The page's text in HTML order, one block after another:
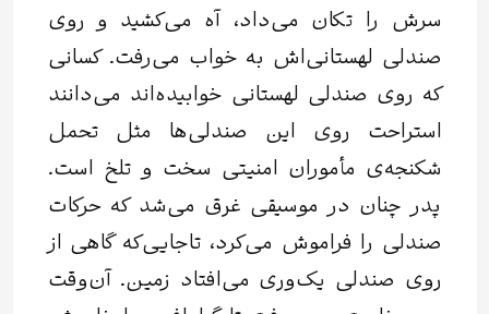
سرش را تکان می‌داد، آه می‌کشید و روی
صندلی لهستانی‌اش به خواب می‌رفت. کسانی
که روی صندلی لهستانی خوابیده‌اند می‌دانند
استراحت روی این صندلی‌ها مثل تحمل
شکنجه‌‌ی مأموران امنیتی سخت و تلخ است.
پدر چنان در موسیقی غرق می‌شد که حرکات
صندلی را فراموش می‌کرد، تاجایی‌که گاهی از
روی صندلی یک‌وری می‌افتاد زمین. آن‌وقت